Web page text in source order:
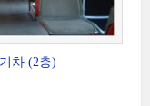
차 (2층)